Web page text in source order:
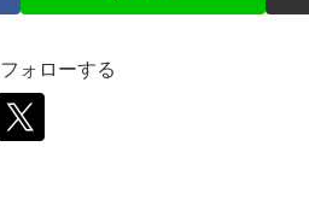
ォローする